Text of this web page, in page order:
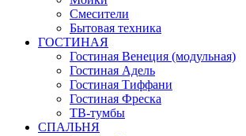
Смесители
Бытовая техника
ГОСТИНАЯ
Гостиная Венеция (модульная)
Гостиная Адель
Гостиная Тиффани
Гостиная Фреска
ТВ-тумбы
СПАЛЬНЯ